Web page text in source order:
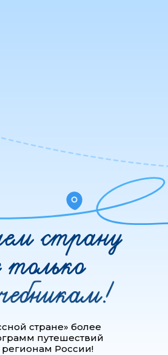
стране» более
путешествий
регионам России!